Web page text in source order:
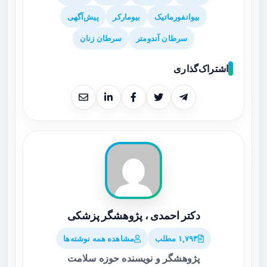
بیوانفورماتیک بیومارکر پیش‌آگهی
سرطان آندومتر سرطان زنان
اشتراک‌گذاری
دکتر احمدی ، پژوهشگر پزشکی
۱,۷۹۳ مطلب مشاهده همه نوشته‌ها
پژوهشگر و نویسنده حوزه سلامت